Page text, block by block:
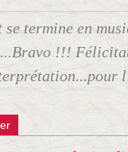
se termine en
!!!